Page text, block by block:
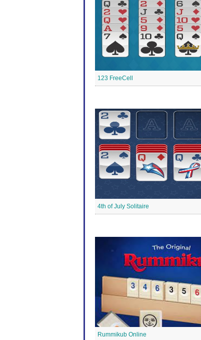
123 FreeCell
4th of July Solitaire
Rummikub Online